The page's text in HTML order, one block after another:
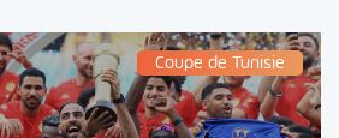
Coupe de Tunisie